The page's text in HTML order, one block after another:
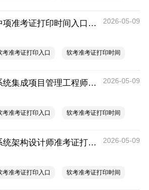
2026上半年软考中项准考证打印时间入口及要求 2026-05-09
考准考证打印入口 软考准考证打印时间
2026上半年软考系统集成项目管理工程师准考证打印时间入口及要求 2026-05-09
考准考证打印入口 软考准考证打印时间
2026上半年软考系统架构设计师准考证打印时间入口及要求 2026-05-09
考准考证打印入口 软考准考证打印时间